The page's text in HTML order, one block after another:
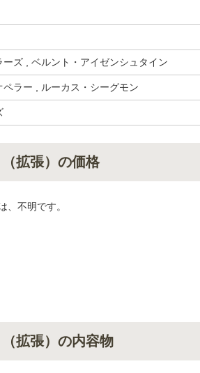
ーズ , ベルント・アイゼンシュタイン
ペラー , ルーカス・シーグモン
拡張）の価格
、不明です。
拡張）の内容物